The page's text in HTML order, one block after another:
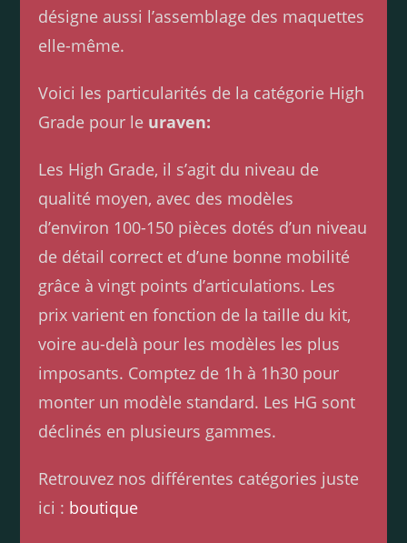
désigne aussi l’assemblage des maquettes
elle-même.
Voici les particularités de la catégorie High
Grade pour le uraven:
Les High Grade, il s’agit du niveau de
qualité moyen, avec des modèles
d’environ 100-150 pièces dotés d’un niveau
de détail correct et d’une bonne mobilité
grâce à vingt points d’articulations. Les
prix varient en fonction de la taille du kit,
voire au-delà pour les modèles les plus
imposants. Comptez de 1h à 1h30 pour
monter un modèle standard. Les HG sont
déclinés en plusieurs gammes.
Retrouvez nos différentes catégories juste
ici : boutique